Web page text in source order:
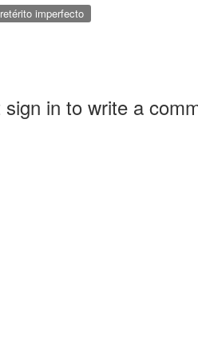
imperfecto
sign in to write a